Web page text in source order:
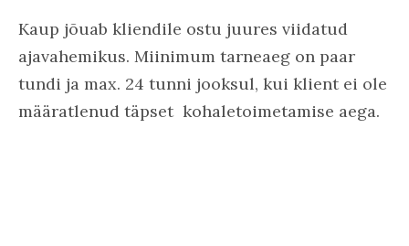
Kaup jõuab kliendile ostu juures viidatud
ajavahemikus. Miinimum tarneaeg on paar
tundi ja max. 24 tunni jooksul, kui klient ei ole
määratlenud täpset kohaletoimetamise aega.